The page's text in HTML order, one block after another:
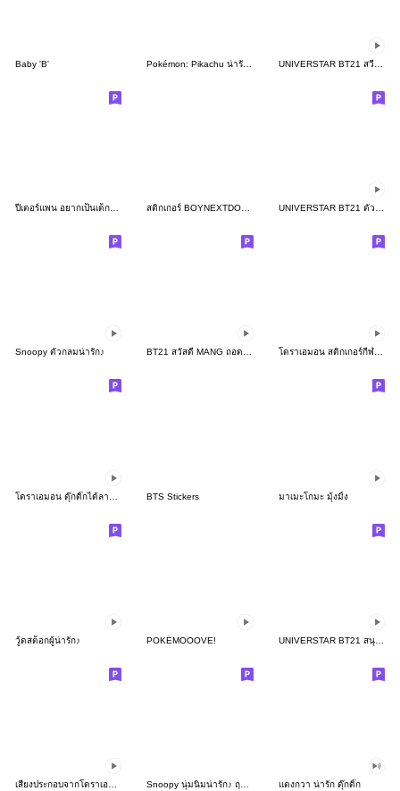
Baby 'B'
Snoopy ตัวกลมน่ารัก♪ BT21 สวัสดี MANG ถอดหน้ากาก! โดราเอมอน สติกเกอร์กีฬาดุ๊กดิ๊กได้
BTS Stickers มาเมะโกมะ มุ้งมิ้ง
วู้ดสต็อกผู้น่ารัก♪ POKÉMOOOVE! UNIVERSTAR BT21 สนุกรับซัมเมอร์
เสียงประกอบจากโดราเอมอน ดุ๊กดิ๊กได้ด้วย Snoopy นุ่มนิ่มน่ารัก♪ ฤดูใบไม้ผลิอบอุ่น แตงกวา น่ารัก ดุ๊กดิ๊ก